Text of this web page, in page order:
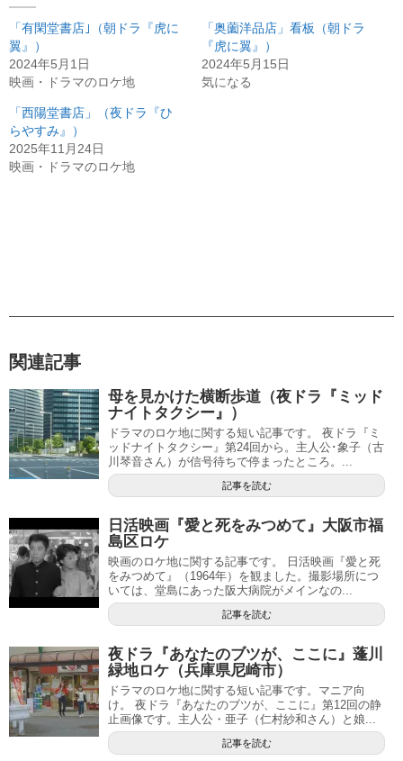
「有閑堂書店｣（朝ドラ『虎に
翼』）
2024年5月1日
映画・ドラマのロケ地
「奥薗洋品店」看板（朝ドラ
『虎に翼』）
2024年5月15日
気になる
「西陽堂書店」（夜ドラ『ひ
らやすみ』）
2025年11月24日
映画・ドラマのロケ地
関連記事
母を見かけた横断歩道（夜ドラ『ミッド
ナイトタクシー』）
ドラマのロケ地に関する短い記事です。 夜ドラ『ミ
ッドナイトタクシー』第24回から。主人公･象子（古
川琴音さん）が信号待ちで停まったところ。...
記事を読む
日活映画『愛と死をみつめて』大阪市福
島区ロケ
映画のロケ地に関する記事です。 日活映画『愛と死
をみつめて』（1964年）を観ました。撮影場所につ
いては、堂島にあった阪大病院がメインなの...
記事を読む
夜ドラ『あなたのブツが、ここに』蓬川
緑地ロケ（兵庫県尼崎市）
ドラマのロケ地に関する短い記事です。マニア向
け。 夜ドラ『あなたのブツが、ここに』第12回の静
止画像です。主人公・亜子（仁村紗和さん）と娘...
記事を読む